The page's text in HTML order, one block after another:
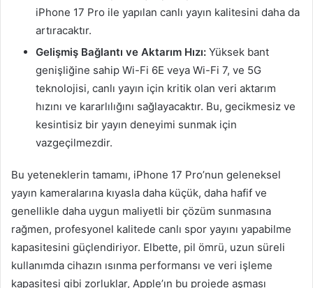
iPhone 17 Pro ile yapılan canlı yayın kalitesini daha da
artıracaktır.
Gelişmiş Bağlantı ve Aktarım Hızı: Yüksek bant
genişliğine sahip Wi-Fi 6E veya Wi-Fi 7, ve 5G
teknolojisi, canlı yayın için kritik olan veri aktarım
hızını ve kararlılığını sağlayacaktır. Bu, gecikmesiz ve
kesintisiz bir yayın deneyimi sunmak için
vazgeçilmezdir.
Bu yeteneklerin tamamı, iPhone 17 Pro’nun geleneksel
yayın kameralarına kıyasla daha küçük, daha hafif ve
genellikle daha uygun maliyetli bir çözüm sunmasına
rağmen, profesyonel kalitede canlı spor yayını yapabilme
kapasitesini güçlendiriyor. Elbette, pil ömrü, uzun süreli
kullanımda cihazın ısınma performansı ve veri işleme
kapasitesi gibi zorluklar, Apple’ın bu projede aşması